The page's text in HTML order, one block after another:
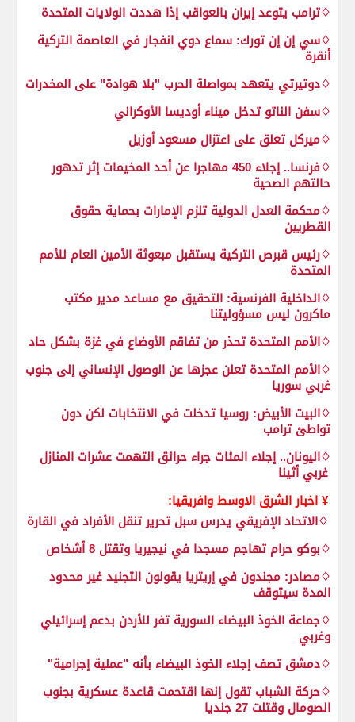
♢ترامب يتوعد إيران بالعواقب إذا هددت الولايات المتحدة
♢سي إن إن تورك: سماع دوي انفجار في العاصمة التركية
أنقرة
♢دوتيرتي يتعهد بمواصلة الحرب "بلا هوادة" على المخدرات
♢سفن الناتو تدخل ميناء أوديسا الأوكراني
♢ميركل تعلق على اعتزال مسعود أوزيل
♢فرنسا.. إجلاء 450 مهاجرا عن أحد المخيمات إثر تدهور
حالتهم الصحية
♢محكمة العدل الدولية تلزم الإمارات بحماية حقوق
القطريين
♢رئيس قبرص التركية يستقبل مبعوثة الأمين العام للأمم
المتحدة
♢الداخلية الفرنسية: التحقيق مع مساعد مدير مكتب
ماكرون ليس مسؤوليتنا
♢الأمم المتحدة تحذر من تفاقم الأوضاع في غزة بشكل حاد
♢الأمم المتحدة تعلن عجزها عن الوصول الإنساني إلى جنوب
غربي سوريا
♢البيت الأبيض: روسيا تدخلت في الانتخابات لكن دون
تواطئ ترامب
♢اليونان.. إجلاء المئات جراء حرائق التهمت عشرات المنازل
غربي أثينا
¥ اخبار الشرق الاوسط وافريقيا:
♢الاتحاد الإفريقي يدرس سبل تحرير تنقل الأفراد في القارة
♢بوكو حرام تهاجم مسجدا في نيجيريا وتقتل 8 أشخاص
♢مصادر: مجندون في إريتريا يقولون التجنيد غير محدود
المدة سيتوقف
♢جماعة الخوذ البيضاء السورية تفر للأردن بدعم إسرائيلي
وغربي
♢دمشق تصف إجلاء الخوذ البيضاء بأنه "عملية إجرامية"
♢حركة الشباب تقول إنها اقتحمت قاعدة عسكرية بجنوب
الصومال وقتلت 27 جنديا